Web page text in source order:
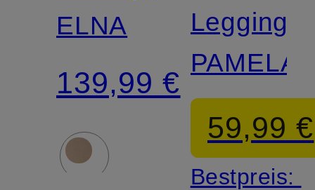
ELNA
139,99 €
Leggings
PAMELA
59,99 €
Bestpreis: